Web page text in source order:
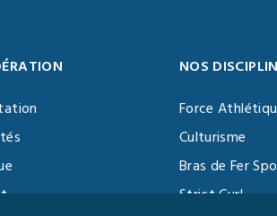
NOS
Force
Culturisme
Bras de Fer
Strict Curl